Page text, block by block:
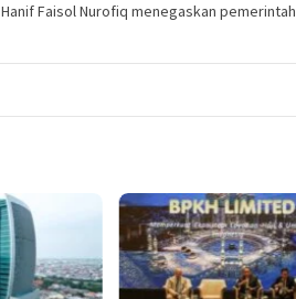
Faisol Nurofiq menegaskan pemerintah